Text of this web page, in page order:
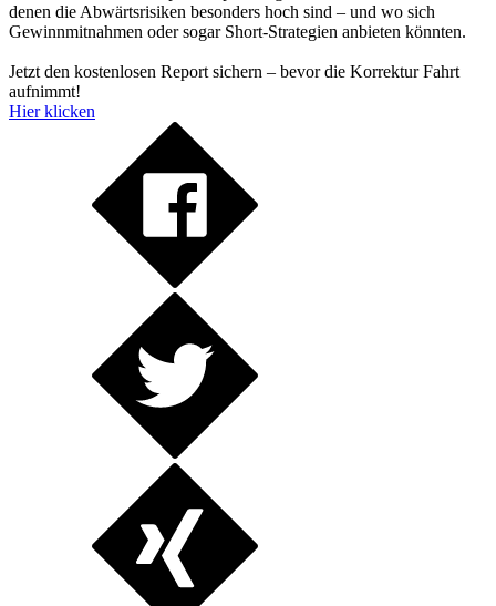
denen die Abwärtsrisiken besonders hoch sind – und wo sich
Gewinnmitnahmen oder sogar Short-Strategien anbieten könnten.
Jetzt den kostenlosen Report sichern – bevor die Korrektur Fahrt
aufnimmt!
Hier klicken